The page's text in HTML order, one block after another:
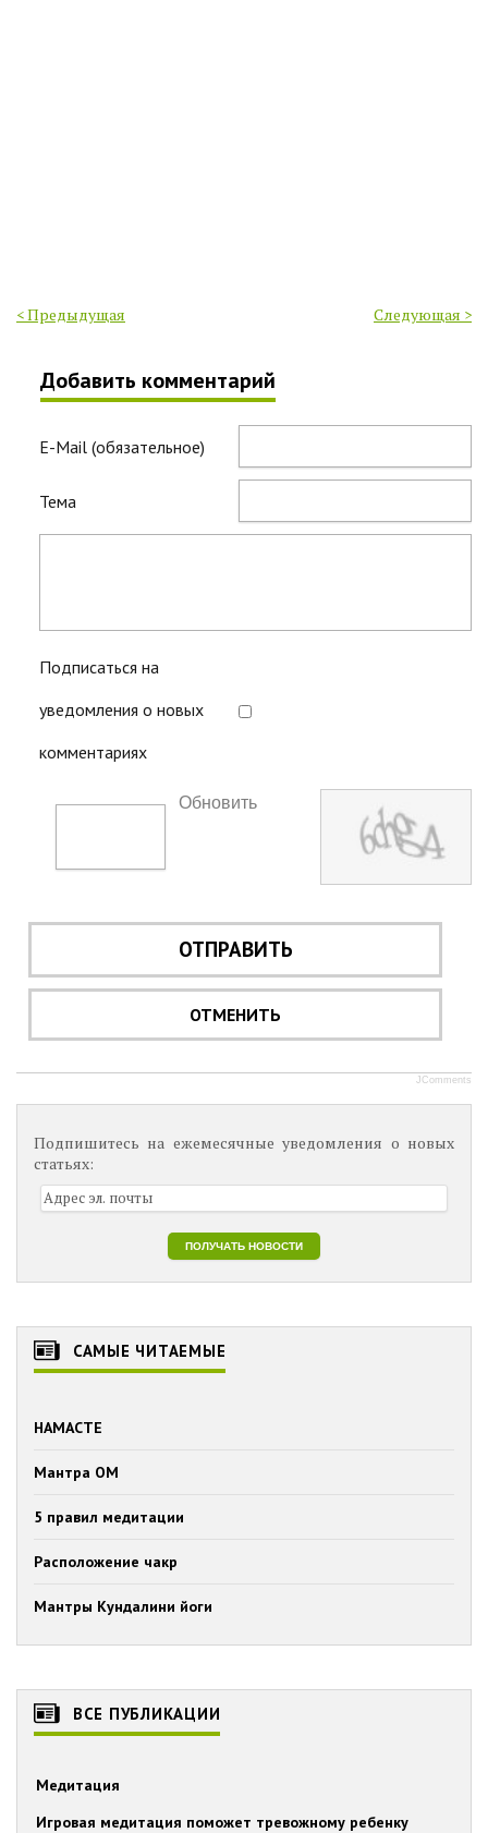
< Предыдущая Следующая >
Добавить комментарий
E-Mail (обязательное)
Тема
Подписаться на
уведомления о новых
комментариях
Обновить
ОТПРАВИТЬ
ОТМЕНИТЬ
JComments
Подпишитесь на ежемесячные уведомления о новых
статьях:
САМЫЕ ЧИТАЕМЫЕ
НАМАСТЕ
Мантра ОМ
5 правил медитации
Расположение чакр
Мантры Кундалини йоги
ВСЕ ПУБЛИКАЦИИ
Медитация
Игровая медитация поможет тревожному ребенку